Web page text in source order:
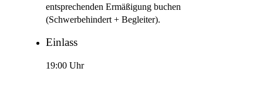
entsprechenden Ermäßigung buchen
(Schwerbehindert + Begleiter).
Einlass
19:00 Uhr